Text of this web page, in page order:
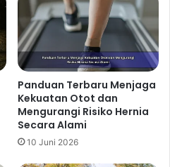
Panduan Terbaru Menjaga
Kekuatan Otot dan
Mengurangi Risiko Hernia
Secara Alami
10 Juni 2026